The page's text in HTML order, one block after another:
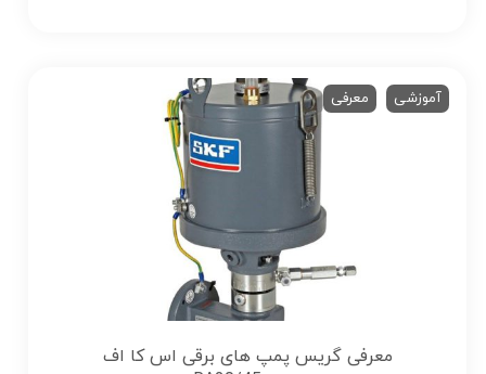
آموزشی معرفی
معرفی گریس پمپ های برقی اس کا اف